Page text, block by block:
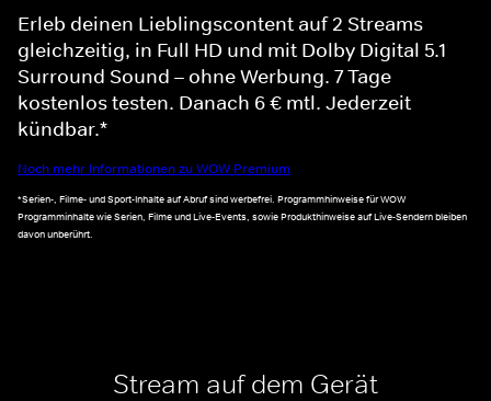
Erleb deinen Lieblingscontent auf 2 Streams
gleichzeitig, in Full HD und mit Dolby Digital 5.1
Surround Sound – ohne Werbung. 7 Tage
kostenlos testen. Danach 6 € mtl. Jederzeit
kündbar.*
Noch mehr Informationen zu WOW Premium
*Serien-, Filme- und Sport-Inhalte auf Abruf sind werbefrei. Programmhinweise für WOW
Programminhalte wie Serien, Filme und Live-Events, sowie Produkthinweise auf Live-Sendern bleiben
davon unberührt.
Stream auf dem Gerät